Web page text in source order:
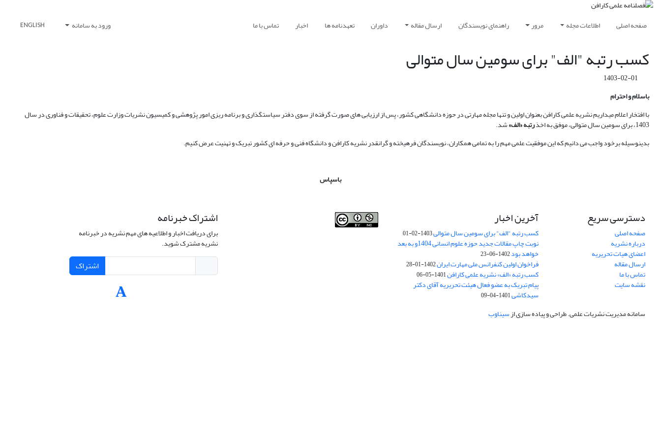
صفحه اصلی اطلاعات مجله مرور راهنمای نویسندگان ارسال مقاله داوران تعهدنامه ها اخبار تماس با ما ورود به سامانه ENGLISH
کسب رتبه "الف" برای سومین سال متوالی
1403-02-01
باسلام و احترام
با افتخار اعلام میداریم نشریه علمی کارافن بعنوان اولین و تنها مجله مهارتی در حوزه دانشگاهی کشور، پس از ارزیابی های صورت گرفته از سوی دفتر سیاستگذاری و برنامه ریزی امور پژوهشی و کمیسیون نشریات وزارت علوم، تحقیقات و فناوری در سال
1403، برای سومین سال متوالی، موفق به اخذ رتبه«الف»شد.
بدینوسیله برخود واجب می دانیم که این موفقیت علمی مهم را به تمامی همکاران، نویسندگان فرهیخته و گرانقدر نشریه کارافن و دانشگاه فنی و حرفه ای کشور تبریک و تهنیت عرض کنیم.
باسپاس
دسترسی سریع
صفحه اصلی
درباره نشریه
اعضای هیات تحریریه
ارسال مقاله
تماس با ما
نقشه سایت
آخرین اخبار
کسب رتبه "الف" برای سومین سال متوالی1403-02-01
نوبت چاپ مقالات جدید حوزه علوم انسانی 1404و به بعد
خواهد بود1402-06-23
فراخوان اولین کنفرانس ملی مهارت ایران1402-01-28
کسب رتبه «الف» نشریه علمی کارافن1401-05-06
پیام تبریک به عضو فعال هیئت تحریریه آقای دکتر
سیدکاشی1401-04-09
اشتراک خبرنامه
برای دریافت اخبار و اطلاعیه های مهم نشریه در خبرنامه
نشریه مشترک شوید.
اشتراک
سامانه مدیریت نشریات علمی.طراحی و پیاده سازی ازسیناوب